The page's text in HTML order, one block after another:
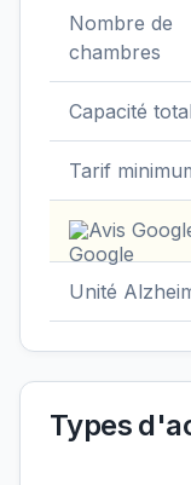
Nombre de
chambres
Capacité
Tarif
Avis
Unité
Types